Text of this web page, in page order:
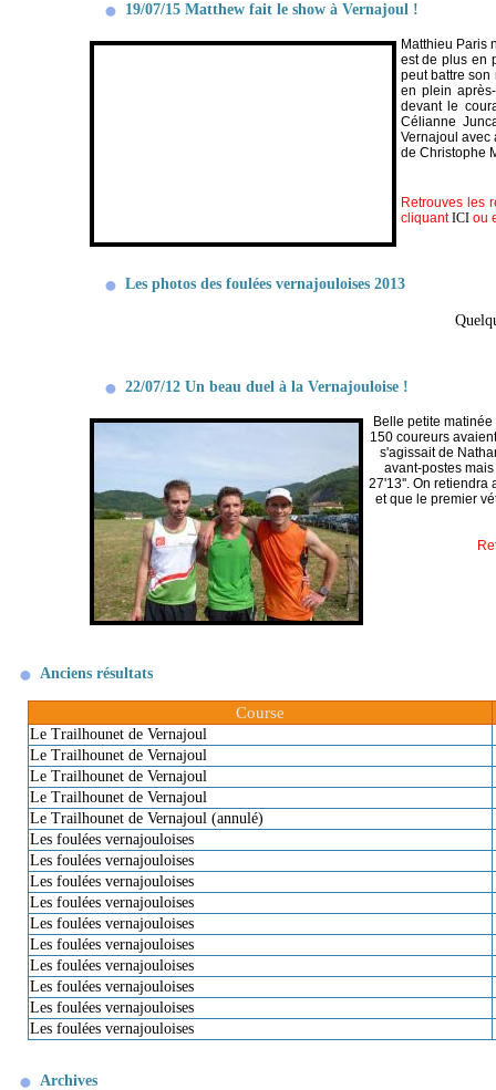
19/07/15 Matthew fait le show à Vernajoul !
Matthieu Paris
est de plus en
peut battre son
en plein
devant le
Célianne
Vernajoul avec
de Christophe
Retrouves les
cliquantICI ou
Les photos des foulées vernajouloises 2013
22/07/12 Un beau duel à la Vernajouloise !
Belle petite
150 coureurs
s'agissait de
avant-postes
27'13''. On retiendra
et que le premier
Anciens résultats
Course
Le Trailhounet de Vernajoul
Le Trailhounet de Vernajoul
Le Trailhounet de Vernajoul
Le Trailhounet de Vernajoul
Le Trailhounet de Vernajoul (annulé)
Les foulées vernajouloises
Les foulées vernajouloises
Les foulées vernajouloises
Les foulées vernajouloises
Les foulées vernajouloises
Les foulées vernajouloises
Les foulées vernajouloises
Les foulées vernajouloises
Les foulées vernajouloises
Les foulées vernajouloises
Archives